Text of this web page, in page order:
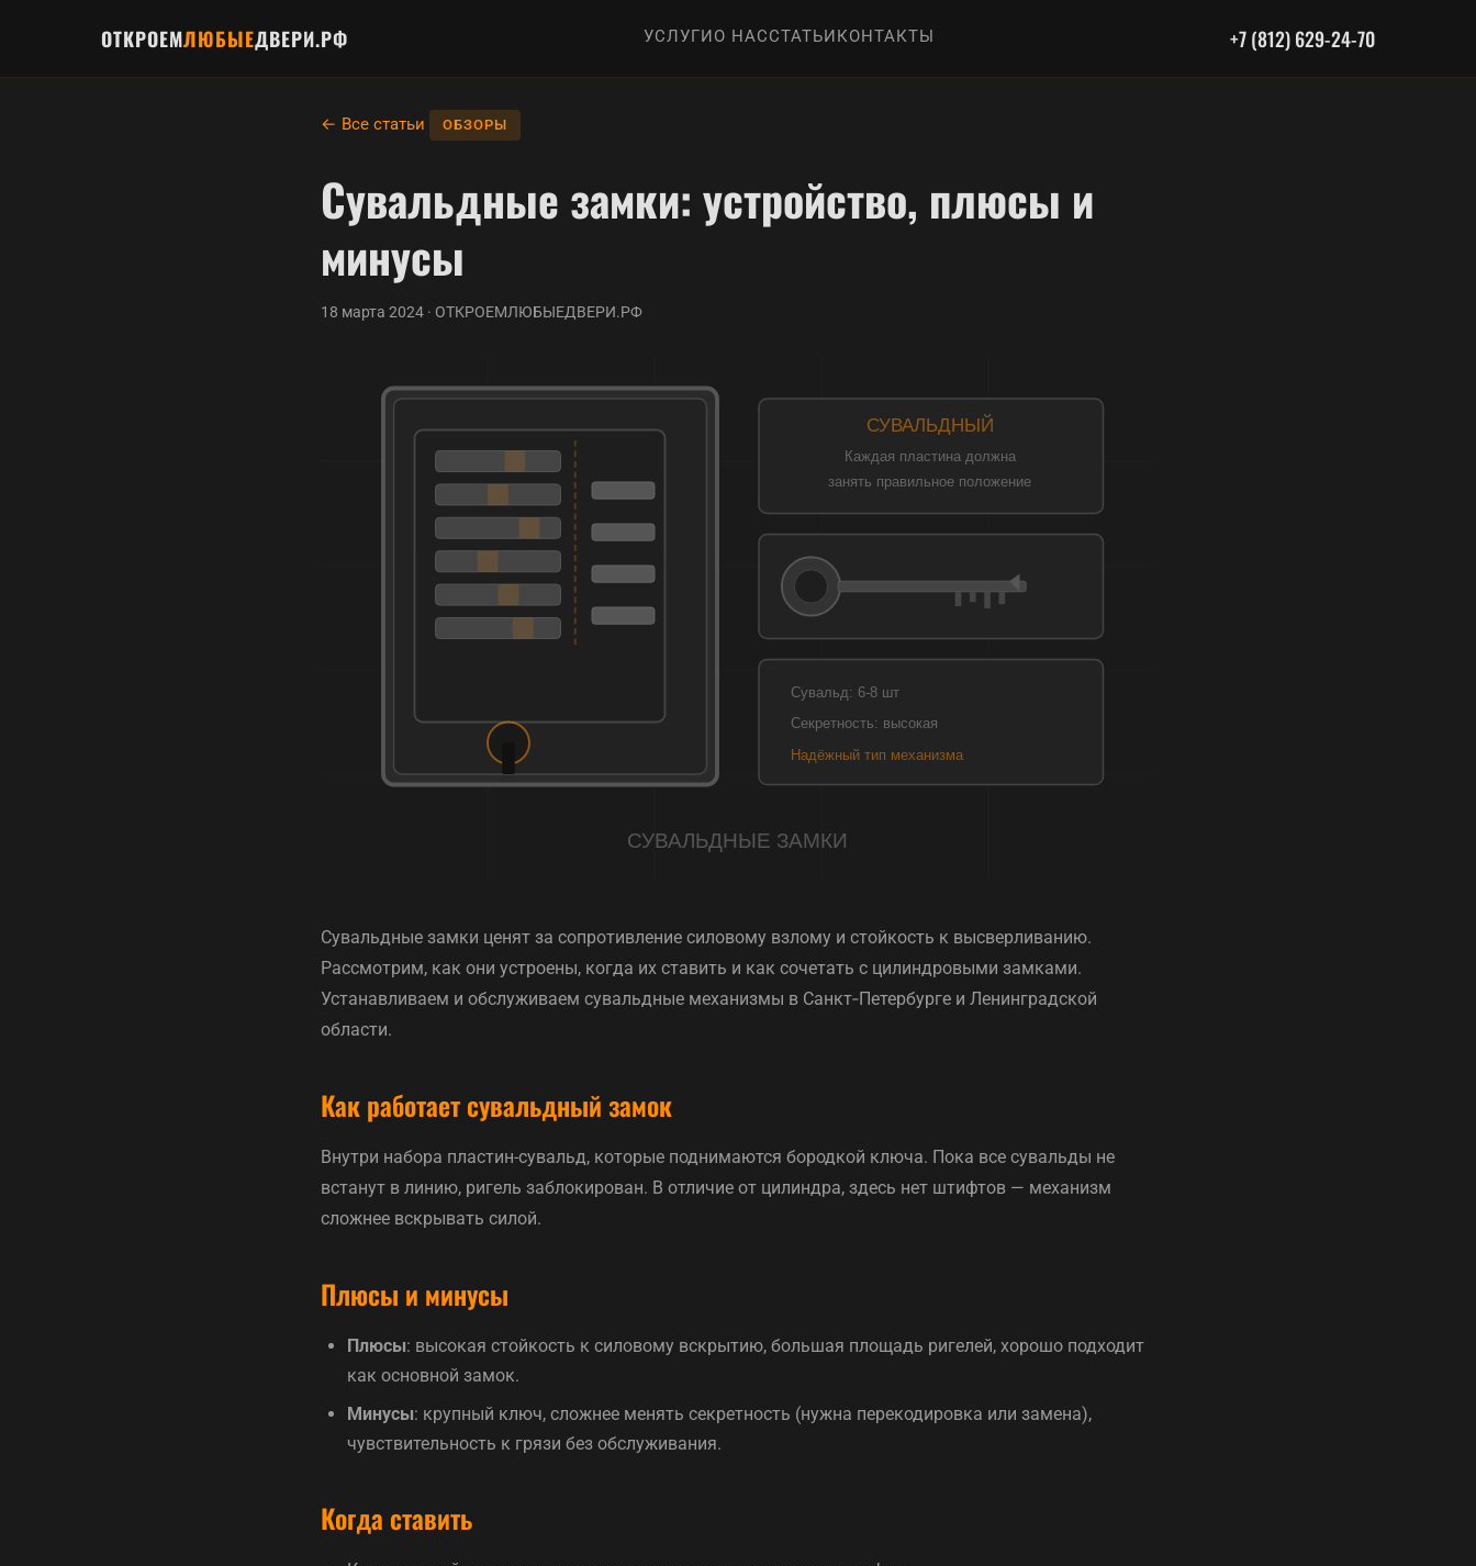
ОТКРОЕМЛЮБЫЕДВЕРИ.РФ УСЛУГИО НАССТАТЬИКОНТАКТЫ +7 (812) 629-24-70
← Все статьи ОБЗОРЫ
Сувальдные замки: устройство, плюсы и
минусы
18 марта 2024 · ОТКРОЕМЛЮБЫЕДВЕРИ.РФ
Сувальдные замки ценят за сопротивление силовому взлому и стойкость к высверливанию.
Рассмотрим, как они устроены, когда их ставить и как сочетать с цилиндровыми замками.
Устанавливаем и обслуживаем сувальдные механизмы в Санкт‑Петербурге и Ленинградской
области.
Как работает сувальдный замок
Внутри набора пластин-сувальд, которые поднимаются бородкой ключа. Пока все сувальды не
встанут в линию, ригель заблокирован. В отличие от цилиндра, здесь нет штифтов — механизм
сложнее вскрывать силой.
Плюсы и минусы
Плюсы: высокая стойкость к силовому вскрытию, большая площадь ригелей, хорошо подходит
как основной замок.
Минусы: крупный ключ, сложнее менять секретность (нужна перекодировка или замена),
чувствительность к грязи без обслуживания.
Когда ставить